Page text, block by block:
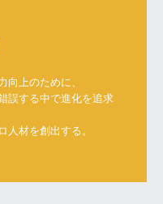
向上のために、
誤する中で進化を追求
人材を創出する。